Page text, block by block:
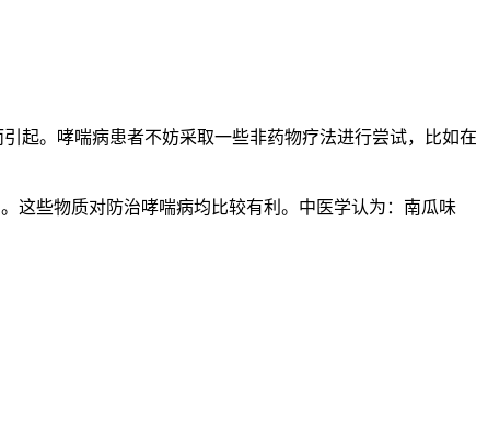
起。哮喘病患者不妨采取一些非药物疗法进行尝试，比如在
这些物质对防治哮喘病均比较有利。中医学认为：南瓜味